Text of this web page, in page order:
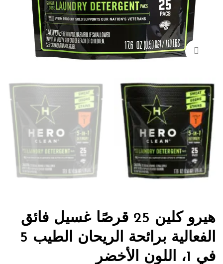
هيرو كلين 25 قرصًا غسيل فائق
الفعالية برائحة الريحان الطيب 5
في 1، اللون الأخضر